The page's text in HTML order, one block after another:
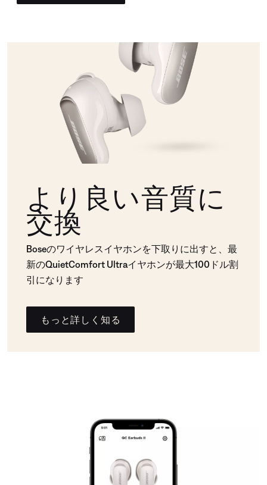
より良い音質に
交換
Boseのワイヤレスイヤホンを下取りに出すと、最
新のQuietComfort Ultraイヤホンが最大100ドル割
引になります
もっと詳しく知る